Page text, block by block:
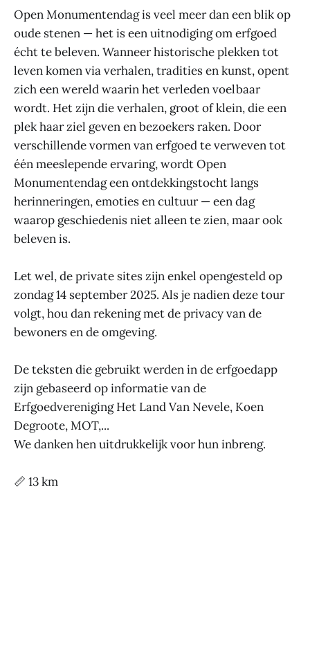
Open Monumentendag is veel meer dan een blik op
oude stenen — het is een uitnodiging om erfgoed
écht te beleven. Wanneer historische plekken tot
leven komen via verhalen, tradities en kunst, opent
zich een wereld waarin het verleden voelbaar
wordt. Het zijn die verhalen, groot of klein, die een
plek haar ziel geven en bezoekers raken. Door
verschillende vormen van erfgoed te verweven tot
één meeslepende ervaring, wordt Open
Monumentendag een ontdekkingstocht langs
herinneringen, emoties en cultuur — een dag
waarop geschiedenis niet alleen te zien, maar ook
beleven is.
Let wel, de private sites zijn enkel opengesteld op
zondag 14 september 2025. Als je nadien deze tour
volgt, hou dan rekening met de privacy van de
bewoners en de omgeving.
De teksten die gebruikt werden in de erfgoedapp
zijn gebaseerd op informatie van de
Erfgoedvereniging Het Land Van Nevele, Koen
Degroote, MOT,...
We danken hen uitdrukkelijk voor hun inbreng.
📏 13 km